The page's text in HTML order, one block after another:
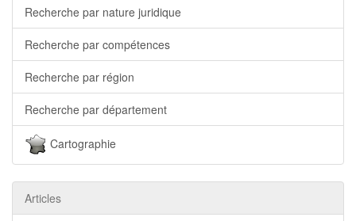
Recherche par nature juridique
Recherche par compétences
Recherche par région
Recherche par département
Cartographie
Articles